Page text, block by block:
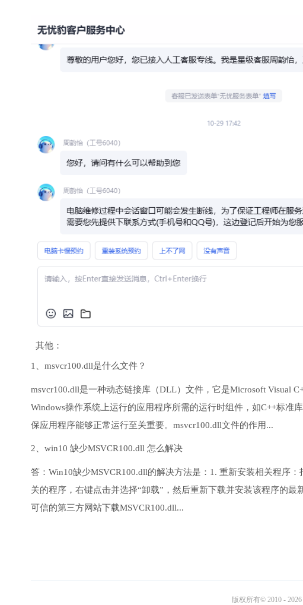
其他：
1、msvcr100.dll是什么文件？
msvcr100.dll是一种动态链接库（DLL）文件，它是Microsoft Visual
Windows操作系统上运行的应用程序所需的运行时组件，如C++标准
保应用程序能够正常运行至关重要。msvcr100.dll文件的作用...
2、win10 缺少MSVCR100.dll 怎么解决
答：Win10缺少MSVCR100.dll的解决方法是：1. 重新安装相关程序
关的程序，右键点击并选择“卸载”，然后重新下载并安装该程序的
可信的第三方网站下载MSVCR100.dll...
版权所有© 2010 -